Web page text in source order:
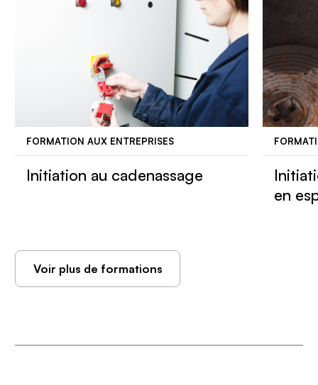
FORMATION AUX ENTREPRISES
Initiation au cadenassage
en
Voir plus de formations